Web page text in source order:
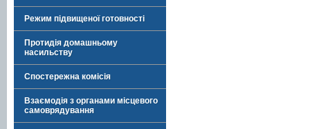
Режим підвищеної готовності
Протидія домашньому
насильству
Спостережна комісія
Взаємодія з органами місцевого
самоврядування